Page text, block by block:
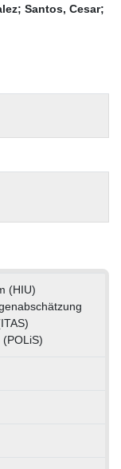
; Santos, Cesar;
(HIU)